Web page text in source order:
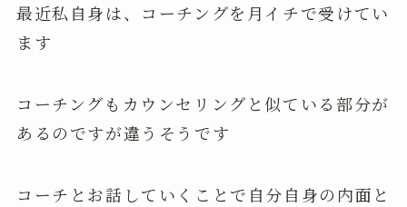
最近私自身は、コーチングを月イチで受けてい
ます
コーチングもカウンセリングと似ている部分が
あるのですが違うそうです
コーチとお話していくことで自分自身の内面と